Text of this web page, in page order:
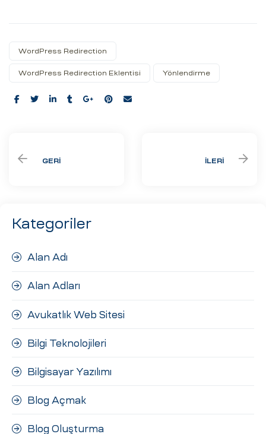
WordPress Redirection
WordPress Redirection Eklentisi Yönlendirme
Share:
GERI İLERI
Kategoriler
Alan Adı
Alan Adları
Avukatlık Web Sitesi
Bilgi Teknolojileri
Bilgisayar Yazılımı
Blog Açmak
Blog Oluşturma